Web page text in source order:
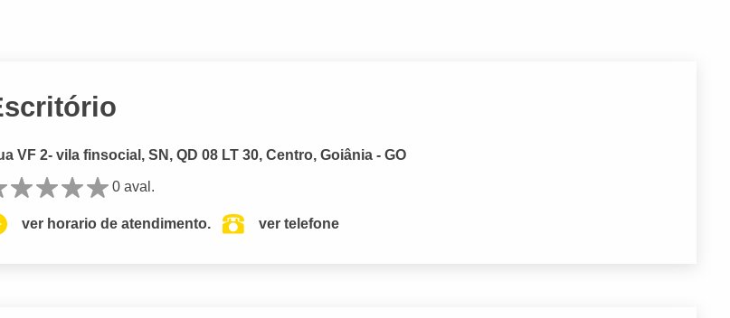
VF 2- vila finsocial, SN, QD 08 LT 30, Centro, Goiânia - GO
0 aval.
ver horario de atendimento. ver telefone